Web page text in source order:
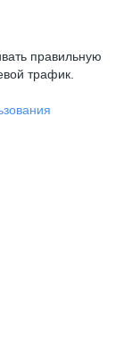
правильную
трафик.